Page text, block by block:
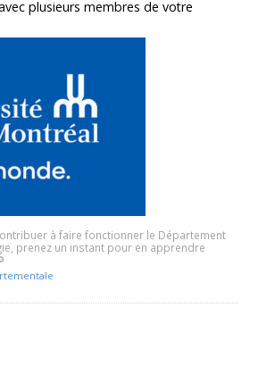
plusieurs membres de votre
à faire fonctionner le Département
prenez un instant pour en apprendre